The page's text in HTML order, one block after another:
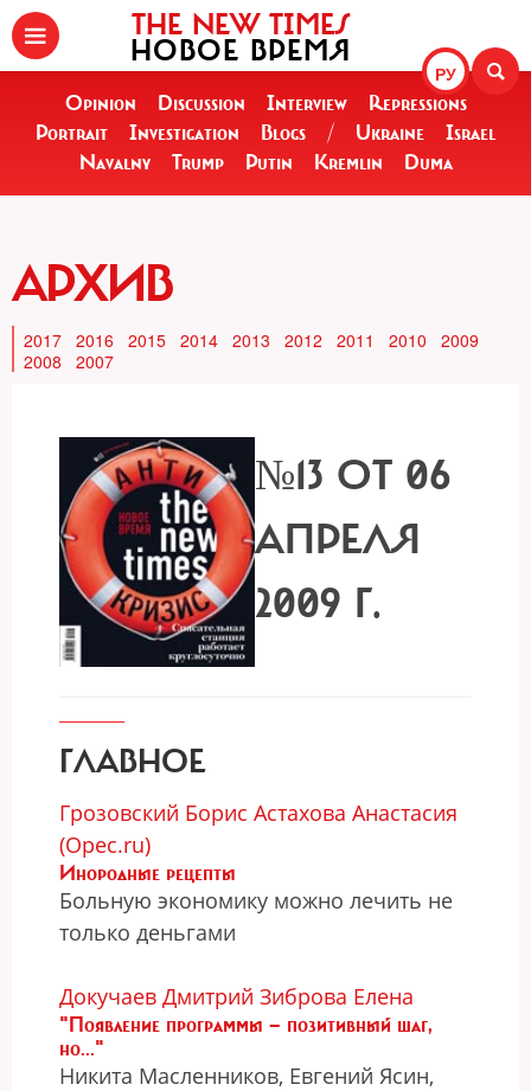
РУ
THE NEW TIMES
НОВОЕ ВРЕМЯ
Opinion Discussion Interview
Repressions
Portrait
Investigation Blogs / Ukraine
Israel
Navalny
Trump Putin Kremlin Duma
АРХИВ
2017 2016 2015 2014 2013 2012 2011 2010
2009
2008
2007
№13 ОТ 06
АПРЕЛЯ
2009 Г.
ГЛАВНОЕ
Грозовский Борис Астахова Анастасия
(Opec.ru)
Инородные рецепты
Больную экономику можно лечить не
только деньгами
Докучаев Дмитрий Зиброва Елена
"Появление программы — позитивный шаг,
но..."
Никита Масленников, Евгений Ясин,